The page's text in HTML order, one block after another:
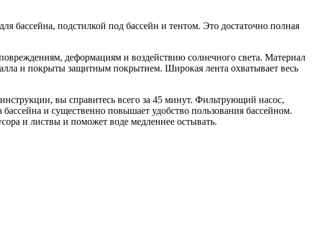
бассейна, подстилкой под бассейн и тентом. Это достаточно полная
деформациям и воздействию солнечного света. Материал
и покрыты защитным покрытием. Широкая лента охватывает весь
вы справитесь всего за 45 минут. Фильтрующий насос,
и существенно повышает удобство пользования бассейном.
и листвы и поможет воде медленнее остывать.